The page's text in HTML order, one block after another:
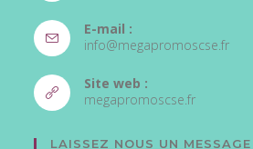
E-mail :
info@megapromoscse.fr
Site web :
megapromoscse.fr
LAISSEZ NOUS UN MESSAGE